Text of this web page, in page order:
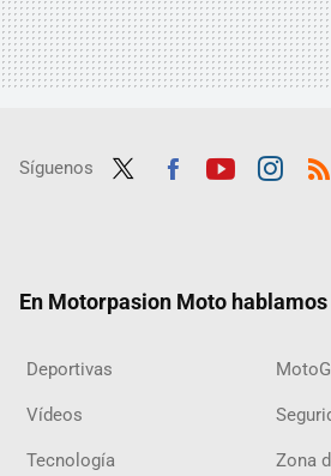
Síguenos
En Motorpasion Moto hablamos
Deportivas
Vídeos
Tecnología Zona